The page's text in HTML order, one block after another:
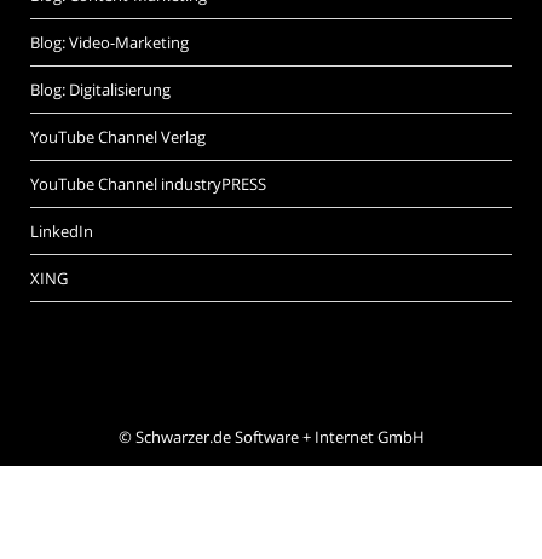
Blog: Video-Marketing
Blog: Digitalisierung
YouTube Channel Verlag
YouTube Channel industryPRESS
LinkedIn
XING
©Schwarzer.de Software + Internet GmbH